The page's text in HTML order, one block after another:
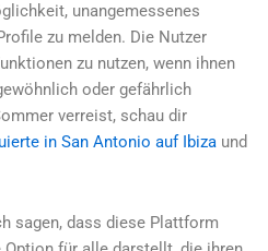
unangemessenes
zu melden. Die Nutzer
zu nutzen, wenn ihnen
oder gefährlich
verreist, schau dir
in San Antonio auf Ibiza und
sagen, dass diese Plattform